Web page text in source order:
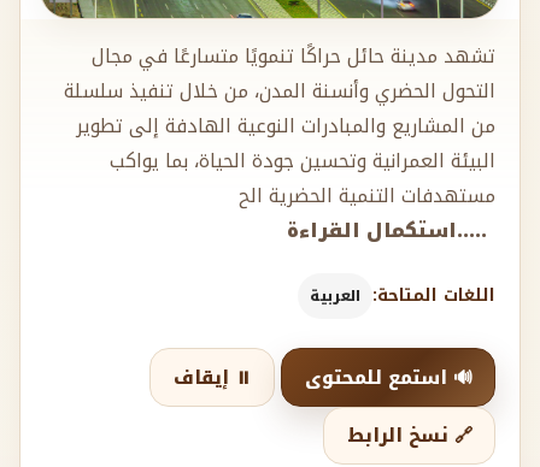
تشهد مدينة حائل حراكًا تنمويًا متسارعًا في مجال
التحول الحضري وأنسنة المدن، من خلال تنفيذ سلسلة
من المشاريع والمبادرات النوعية الهادفة إلى تطوير
البيئة العمرانية وتحسين جودة الحياة، بما يواكب
مستهدفات التنمية الحضرية الح
.....استكمال القراءة
اللغات المتاحة: العربية
🔊 استمع للمحتوى
⏸️ إيقاف
🔗 نسخ الرابط